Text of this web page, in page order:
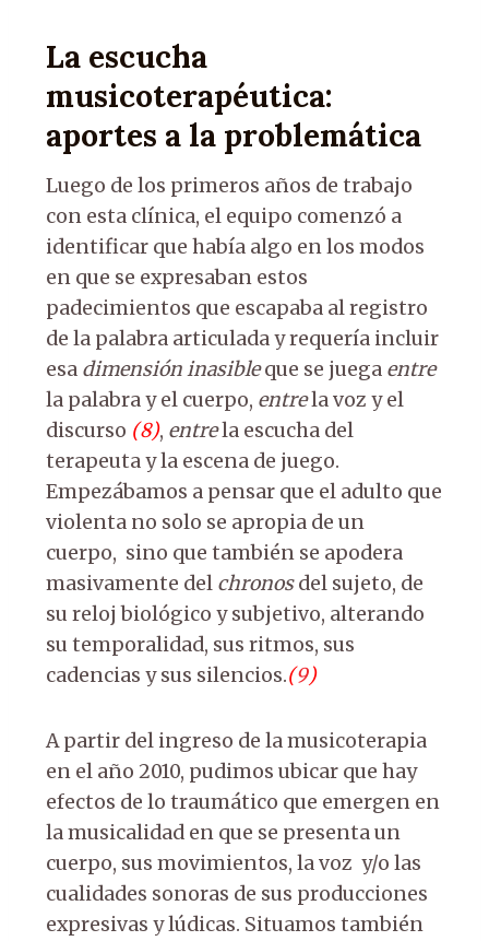
La escucha
musicoterapéutica:
aportes a la problemática
Luego de los primeros años de trabajo
con esta clínica, el equipo comenzó a
identificar que había algo en los modos
en que se expresaban estos
padecimientos que escapaba al registro
de la palabra articulada y requería incluir
esa dimensión inasibleque se juega entre
la palabra y el cuerpo, entrela voz y el
discurso (8), entrela escucha del
terapeuta y la escena de juego.
Empezábamos a pensar que el adulto que
violenta no solo se apropia de un
cuerpo, sino que también se apodera
masivamente del chronosdel sujeto, de
su reloj biológico y subjetivo, alterando
su temporalidad, sus ritmos, sus
cadencias y sus silencios.(9)
A partir del ingreso de la musicoterapia
en el año 2010, pudimos ubicar que hay
efectos de lo traumático que emergen en
la musicalidad en que se presenta un
cuerpo, sus movimientos, la voz y/o las
cualidades sonoras de sus producciones
expresivas y lúdicas. Situamos también